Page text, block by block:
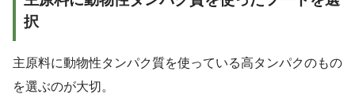
択
主原料に動物性タンパク質を使っている高タンパクのもの
を選ぶのが大切。